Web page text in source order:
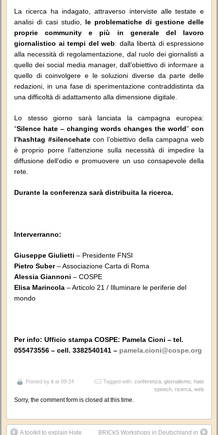
La ricerca ha indagato, attraverso interviste alle testate e
analisi di casi studio, le problematiche di gestione delle
proprie community e più in generale del lavoro
giornalistico ai tempi del web: dalla libertà di espressione
alla necessità di regolamentazione, dal ruolo dei giornalisti a
quello dei social media manager, dall’obiettivo di informare a
quello di coinvolgere e le soluzioni diverse da parte delle
redazioni, in una fase di sperimentazione contraddistinta da
una difficoltà di adattamento alla dimensione digitale.
Lo stesso giorno sarà lanciata la campagna europea:
“Silence hate – changing words changes the world” con
l’hashtag #silencehatecon l’obiettivo della campagna web
è proprio porre l’attenzione sulla necessità di impedire la
diffusione dell’odio e promuovere un uso consapevole della
rete.
Durante la conferenza sarà distribuita la ricerca.
Interverranno:
Giuseppe Giulietti – Presidente FNSI
Pietro Suber– Associazione Carta di Roma
Alessia Giannoni – COSPE
Elisa Marincola – Articolo 21 / Illuminare le periferie del
mondo
Per info: Ufficio stampa COSPE: Pamela Cioni – tel.
055473556 – cell. 3382540141 – pamela.cioni@cospe.org
Posted by it at 09:24 Tagged with: conferenza giornalismo hate
speech ricerca web
Sorry, the comment form is closed at this time.
A toolkit to explain Hate
BRICkS Workshops in Deutschland in